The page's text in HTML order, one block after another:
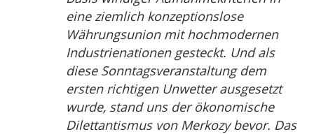
eine ziemlich konzeptionslose
Währungsunion mit hochmodernen
Industrienationen gesteckt. Und als
diese Sonntagsveranstaltung dem
ersten richtigen Unwetter ausgesetzt
wurde, stand uns der ökonomische
Dilettantismus von Merkozy bevor. Das